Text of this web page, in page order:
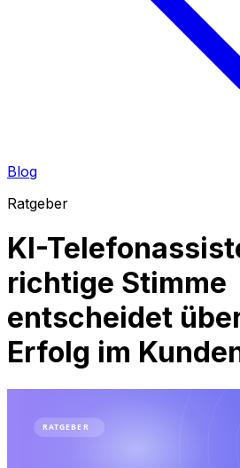
Blog
Ratgeber
KI-
richtige Stimme
entscheidet
Erfolg im
RATGEBER